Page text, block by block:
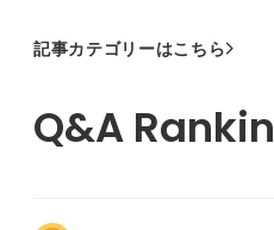
記事カテゴリーはこちら